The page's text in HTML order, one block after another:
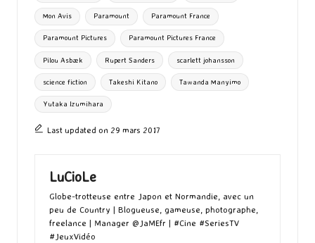
Mon Avis Paramount Paramount France
Paramount Pictures Paramount Pictures France
Pilou Asbæk Rupert Sanders scarlett johansson
science fiction Takeshi Kitano Tawanda Manyimo
Yutaka Izumihara
Last updated on 29 mars 2017
LuCioLe
Globe-trotteuse entre Japon et Normandie, avec un
peu de Country | Blogueuse, gameuse, photographe,
freelance | Manager @JaMEfr | #Cine #SeriesTV
#JeuxVidéo